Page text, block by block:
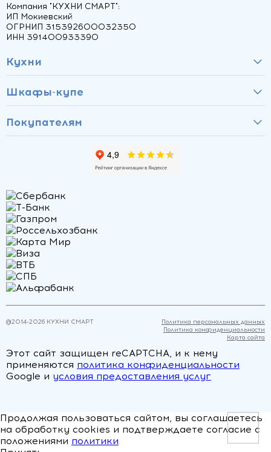
Компания "КУХНИ СМАРТ":
ИП Мокиевский
ОГРНИП 315392600032350
ИНН 391400933390
Кухни
Шкафы-купе
Покупателям
@2014-2026 КУХНИ СМАРТ
Политика персональных данных
Политика конфиденциальности
Карта сайта
Этот сайт защищен reCAPTCHA, и к нему
применяются политика конфиденциальности
Google и условия предоставления услуг
Продолжая пользоваться сайтом, вы соглашаетесь
на обработку cookies и подтверждаете согласие с
положениями политики